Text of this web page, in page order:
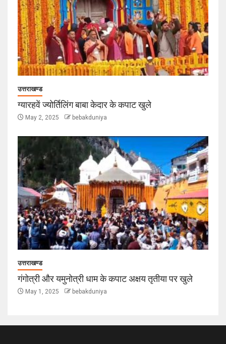
उत्तराखण्ड
ग्यारहवें ज्योर्तिलिंग बाबा केदार के कपाट खुले
May 2, 2025 bebakduniya
उत्तराखण्ड
गंगोत्री और यमुनोत्री धाम के कपाट अक्षय तृतीया पर खुले
May 1, 2025 bebakduniya